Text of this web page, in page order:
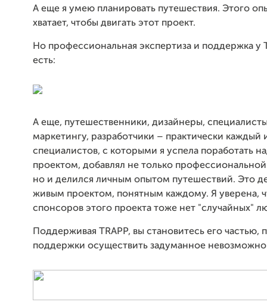
А еще я умею планировать путешествия. Этого
хватает, чтобы двигать этот проект.
Но профессиональная экспертиза и поддержка у
есть:
А еще, путешественники, дизайнеры,
маркетингу, разработчики – практически каждый
специалистов, с которыми я успела поработать
проектом, добавлял не только
но и делился личным опытом путешествий. Это
живым проектом, понятным каждому. Я уверена,
спонсоров этого проекта тоже нет "случайных"
Поддерживая TRAPP, вы становитесь его частью,
поддержки осуществить задуманное